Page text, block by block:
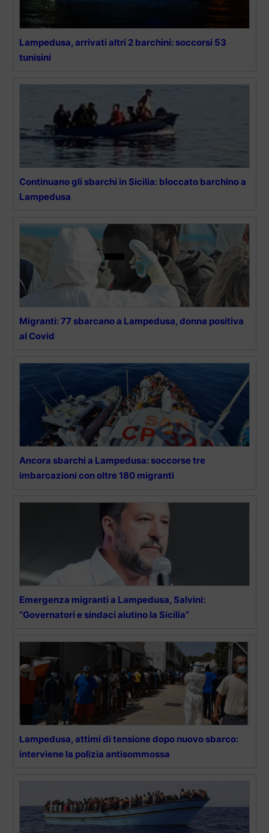
Lampedusa, arrivati altri 2 barchini: soccorsi 53
tunisini
Continuano gli sbarchi in Sicilia: bloccato barchino a
Lampedusa
Migranti: 77 sbarcano a Lampedusa, donna positiva
al Covid
Ancora sbarchi a Lampedusa: soccorse tre
imbarcazioni con oltre 180 migranti
Emergenza migranti a Lampedusa, Salvini:
“Governatori e sindaci aiutino la Sicilia”
Lampedusa, attimi di tensione dopo nuovo sbarco:
interviene la polizia antisommossa